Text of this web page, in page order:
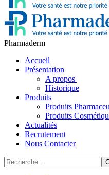
Pharmaderm
Accueil
Présentation
A propos
Historique
Produits
Produits
Produits
Actualités
Recrutement
Nous Contacter